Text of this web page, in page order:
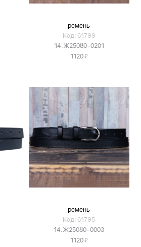
ремень
Код: 61799
14.Ж25080-0201
1120Я
ремень
Код: 61795
14.Ж25080-0003
1120Я